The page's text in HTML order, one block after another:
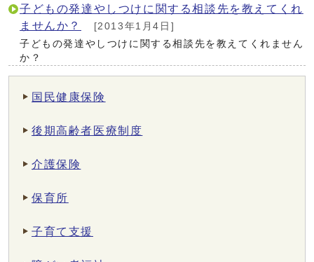
子どもの発達やしつけに関する相談先を教えてくれ
ませんか？
[2013年1月4日]
子どもの発達やしつけに関する相談先を教えてくれません
か？
国民健康保険
後期高齢者医療制度
介護保険
保育所
子育て支援